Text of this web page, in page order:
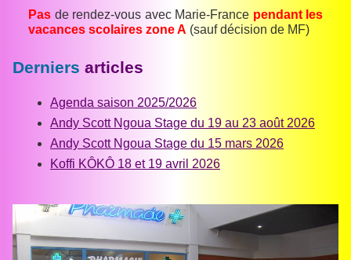
Pas de rendez-vous avec Marie-France pendant les
vacances scolaires zone A (sauf décision de MF)
Derniers articles
Agenda saison 2025/2026
Andy Scott Ngoua Stage du 19 au 23 août 2026
Andy Scott Ngoua Stage du 15 mars 2026
Koffi KÔKÔ 18 et 19 avril 2026